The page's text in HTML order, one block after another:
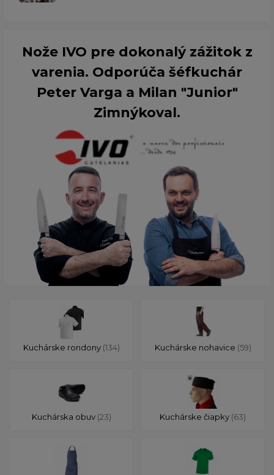
Nože IVO pre dokonalý zážitok z
varenia. Odporúča šéfkuchár
Peter Varga a Milan "Junior"
Zimnýkoval.
Kuchárske rondony (134) Kuchárske nohavice (59)
Kuchárska obuv (23) Kuchárske čiapky (63)